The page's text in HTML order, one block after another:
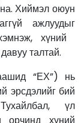
Хиймэл оюун
ажлуудыг
хүний
талтай.
“ЕХ”) нь
эрсдэлийг бий
үл